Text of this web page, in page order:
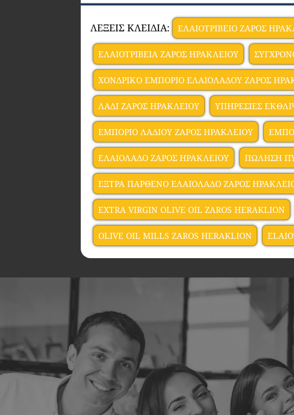
ΛΕΞΕΙΣ ΚΛΕΙΔΙΑ: ΕΛΑΙΟΤΡΙΒΕΙΟ ΖΑΡΟΣ
ΕΛΑΙΟΤΡΙΒΕΙΑ ΖΑΡΟΣ ΗΡΑΚΛΕΙΟΥ
ΧΟΝΔΡΙΚΟ ΕΜΠΟΡΙΟ ΕΛΑΙΟΛΑΔΟΥ ΖΑΡΟΣ
ΛΑΔΙ ΖΑΡΟΣ ΗΡΑΚΛΕΙΟΥ ΥΠΗΡΕΣΙΕΣ
ΕΜΠΟΡΙΟ ΛΑΔΙΟΥ ΖΑΡΟΣ ΗΡΑΚΛΕΙΟΥ
ΕΛΑΙΟΛΑΔΟ ΖΑΡΟΣ ΗΡΑΚΛΕΙΟΥ ΠΩΛΗΣΗ
ΕΞΤΡΑ ΠΑΡΘΕΝΟ ΕΛΑΙΟΛΑΔΟ ΖΑΡΟΣ
EXTRA VIRGIN OLIVE OIL ZAROS HERAKLION
OLIVE OIL MILLS ZAROS HERAKLION